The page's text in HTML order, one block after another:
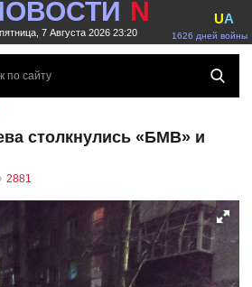
N
пятница, 7 Августа 2026 23:20 1626 дней войны
UA
столкнулись «БМВ» и
2881